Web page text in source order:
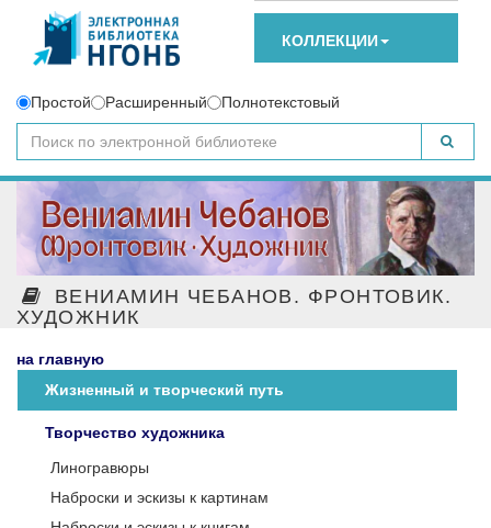
КОЛЛЕКЦИИ
Простой Расширенный Полнотекстовый
ВЕНИАМИН ЧЕБАНОВ. ФРОНТОВИК.
ХУДОЖНИК
на главную
Жизненный и творческий путь
Творчество художника
Линогравюры
Наброски и эскизы к картинам